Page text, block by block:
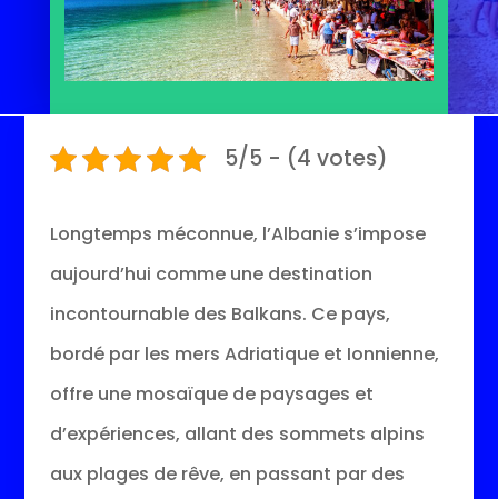
5/5 - (4 votes)
Longtemps méconnue, l’Albanie s’impose
aujourd’hui comme une destination
incontournable des Balkans. Ce pays,
bordé par les mers Adriatique et Ionnienne,
offre une mosaïque de paysages et
d’expériences, allant des sommets alpins
aux plages de rêve, en passant par des